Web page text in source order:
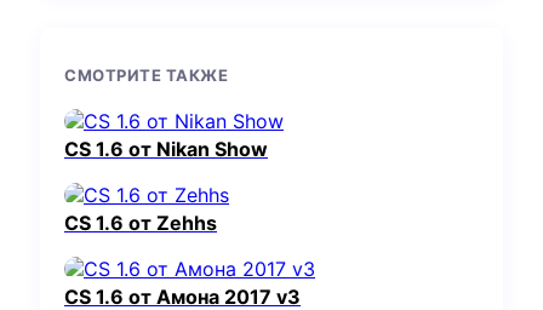
СМОТРИТЕ ТАКЖЕ
CS 1.6 от Nikan Show
CS 1.6 от Zehhs
CS 1.6 от Амона 2017 v3